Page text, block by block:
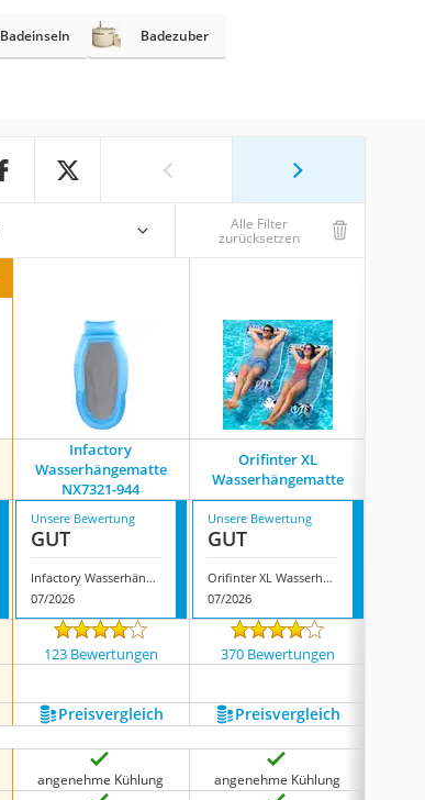
Badeinseln Badezuber
Alle Filter
zurücksetzen
Infactory
Wasserhängematte
NX7321-944
Orifinter XL
Wasserhängematte
Unsere Bewertung
GUT
Infactory Wasserhängematte NX7321-944
07/2026
Unsere Bewertung
GUT
Orifinter XL Wasserhängematte
07/2026
123 Bewertungen 370 Bewertungen
Preis­vergleich Preis­vergleich
angenehme Kühlung angenehme Kühlung